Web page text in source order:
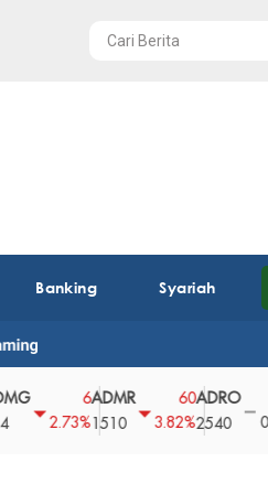
Banking Syariah
2.73%
ADMR
1510
3.82%
ADRO
2540
0
0%
43